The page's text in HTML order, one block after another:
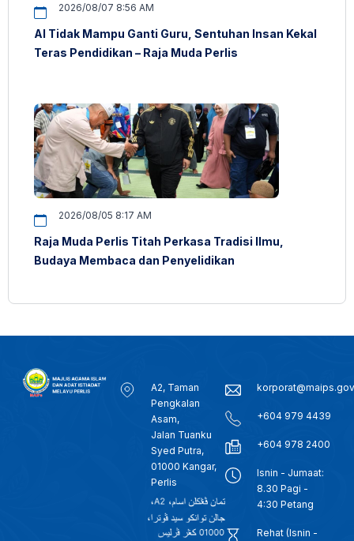
2026/08/07 8:56 AM
AI Tidak Mampu Ganti Guru, Sentuhan Insan Kekal
Teras Pendidikan – Raja Muda Perlis
2026/08/05 8:17 AM
Raja Muda Perlis Titah Perkasa Tradisi Ilmu,
Budaya Membaca dan Penyelidikan
A2, Taman
Pengkalan
Asam,
Jalan Tuanku
Syed Putra,
01000 Kangar,
Perlis
+604 979 4439
+604 978 2400
Isnin - Jumaat:
8.30 Pagi -
4:30 Petang
Rehat (Isnin -